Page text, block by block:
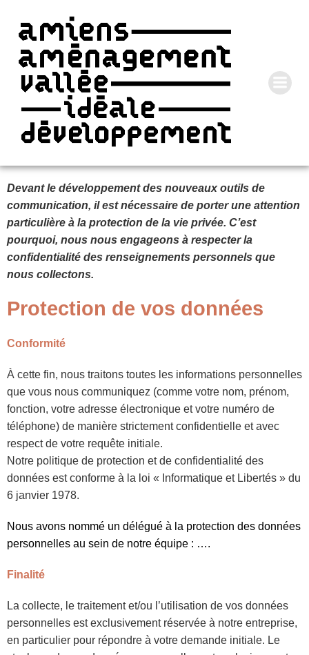
Devant le développement des nouveaux outils de
communication, il est nécessaire de porter une attention
particulière à la protection de la vie privée. C’est
pourquoi, nous nous engageons à respecter la
confidentialité des renseignements personnels que
nous collectons.
Protection de vos données
Conformité
À cette fin, nous traitons toutes les informations personnelles
que vous nous communiquez (comme votre nom, prénom,
fonction, votre adresse électronique et votre numéro de
téléphone) de manière strictement confidentielle et avec
respect de votre requête initiale.
Notre politique de protection et de confidentialité des
données est conforme à la loi « Informatique et Libertés » du
6 janvier 1978.
Nous avons nommé un délégué à la protection des données
personnelles au sein de notre équipe : ….
Finalité
La collecte, le traitement et/ou l’utilisation de vos données
personnelles est exclusivement réservée à notre entreprise,
en particulier pour répondre à votre demande initiale. Le